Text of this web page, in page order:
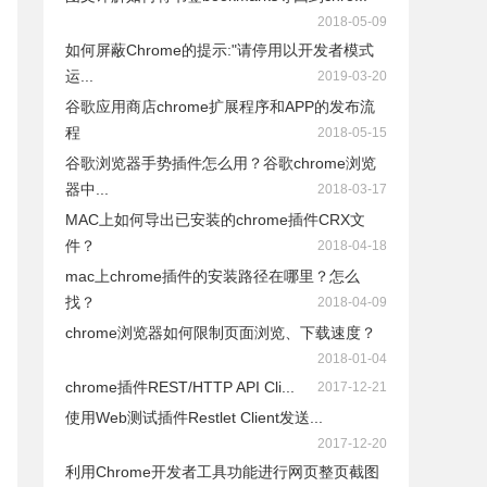
2018-05-09
如何屏蔽Chrome的提示:"请停用以开发者模式
运...
2019-03-20
谷歌应用商店chrome扩展程序和APP的发布流
程
2018-05-15
谷歌浏览器手势插件怎么用？谷歌chrome浏览
器中...
2018-03-17
MAC上如何导出已安装的chrome插件CRX文
件？
2018-04-18
mac上chrome插件的安装路径在哪里？怎么
找？
2018-04-09
chrome浏览器如何限制页面浏览、下载速度？
2018-01-04
chrome插件REST/HTTP API Cli... 2017-12-21
使用Web测试插件Restlet Client发送...
2017-12-20
利用Chrome开发者工具功能进行网页整页截图